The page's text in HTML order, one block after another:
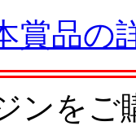
賞品の
ンをご